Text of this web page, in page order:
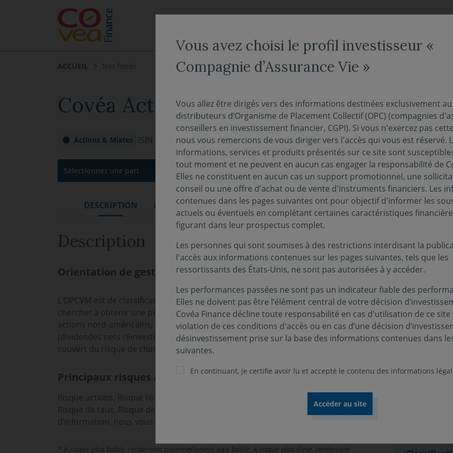
ACCUEIL Nos fonds
Covéa Actions Amérique A
Actions & Mixtes ISIN : FR0000934937Valeur liquidative au 04/08/2026 :111.93€
Sélectionnez une part
DESCRIPTION DOCUMENTATION PUBLICATIONS EN MATIÈRE DE DURABILITÉ
Description
Infos clés
Profil de
Niveau
1 2
Durée de
5 ans
Orientation de gestion
L’OPCVM est de classification « Actions Internationales ». Il a pour objectif de
chercher à obtenir une performance à long terme supérieure à celle des marchés
actions nord-américains, matérialisée par l’indice de référence Standard&Poor’s 500
(dividendes nets réinvestis), calculé au cours de clôture, exprimé en euro, non
couvert du risque de change.
Principaux risques associés au fonds
Risque actions, Risque lié à la gestion discrétionnaire, Risque de perte en capital,
Risque de taux, Risque de change. Les risques cités ne sont pas limitatifs. Pour plus
d’information, nous vous invitons à vous référer au DIC et au prospectus du fonds.
* A risque plus faible, rendement potentiellement plus faible. A risque plus élevé, rendement
Vous avez choisi le profil investisseur «
Compagnie d’Assurance Vie »
Vous allez être dirigés vers des informations destinées exclusivement
distributeurs d’Organisme de Placement Collectif (OPC) (compagnies
conseillers en investissement financier, CGPI). Si vous n'exercez pas
nous vous remercions de vous diriger vers l'accès qui vous est réservé.
informations, services et produits présentés sur ce site sont
tout moment et ne peuvent en aucun cas engager la responsabilité de
Elles ne constituent en aucun cas un support promotionnel, une
conseil ou une offre d'achat ou de vente d'instruments financiers. Les
contenues dans les pages suivantes ont pour objectif d'informer les
actuels ou éventuels en complétant certaines caractéristiques
figurant dans leur prospectus complet.
Les personnes qui sont soumises à des restrictions interdisant la
l'accès aux informations contenues sur les pages suivantes, tels que les
ressortissants des États-Unis, ne sont pas autorisées à y accéder.
Les performances passées ne sont pas un indicateur fiable des
Elles ne doivent pas être l’élément central de votre décision
Covéa Finance décline toute responsabilité en cas d'utilisation de ce
violation de ces conditions d'accès ou en cas d’une décision
désinvestissement prise sur la base des informations contenues dans
suivantes.
En continuant, je certifie avoir lu et accepté le contenu des informations